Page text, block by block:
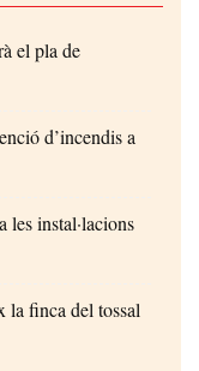
el pla de
d’incendis a
instal·lacions
la finca del tossal